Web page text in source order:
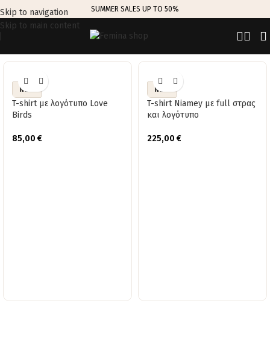
Skip to navigation
Skip to main content
SUMMER SALES UP TO 50%
TRENDING THIS WEEK
NEW
T-shirt με λογότυπο Love
Birds
85,00 €
NEW
T-shirt Niamey με full στρας
και λογότυπο
225,00 €